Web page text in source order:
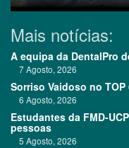
Mais notícias:
A equipa da DentalPro
7 Agosto, 2026
Sorriso Vaidoso no TOP
6 Agosto, 2026
Estudantes da FMD-
pessoas
5 Agosto, 2026